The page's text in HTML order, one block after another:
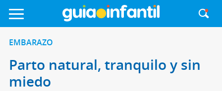
EMBARAZO
Parto natural, tranquilo y sin
miedo